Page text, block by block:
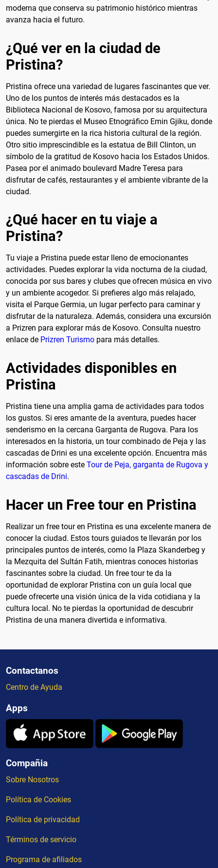
moderna que conserva su patrimonio histórico mientras
avanza hacia el futuro.
¿Qué ver en la ciudad de
Pristina?
Pristina ofrece una variedad de lugares fascinantes que ver.
Uno de los puntos de interés más destacados es la
Biblioteca Nacional de Kosovo, famosa por su arquitectura
única. No te pierdas el Museo Etnográfico Emin Gjiku, donde
puedes sumergirte en la rica historia cultural de la región.
Otro sitio imprescindible es la estatua de Bill Clinton, un
símbolo de la gratitud de Kosovo hacia los Estados Unidos.
Pasea por el animado boulevard Madre Teresa para
disfrutar de cafés, restaurantes y el ambiente vibrante de la
ciudad.
¿Qué hacer en tu viaje a
Pristina?
Tu viaje a Pristina puede estar lleno de emocionantes
actividades. Puedes explorar la vida nocturna de la ciudad,
conocida por sus bares y clubes que ofrecen música en vivo
y un ambiente acogedor. Si prefieres algo más relajado,
visita el Parque Germia, un lugar perfecto para caminar y
disfrutar de la naturaleza. Además, considera una excursión
a Prizren para explorar más de Kosovo. Consulta nuestro
enlace de Prizren Turismo para más detalles.
Actividades disponibles en
Pristina
Pristina tiene una amplia gama de actividades para todos
los gustos. Si eres amante de la aventura, puedes hacer
senderismo en la cercana Garganta de Rugova. Para los
interesados en la historia, un tour combinado de Peja y las
cascadas de Drini es una excelente opción. Encuentra más
información sobre este Tour de Peja, garganta de Rugova y
cascadas de Drini.
Hacer un Free tour en Pristina
Realizar un free tour en Pristina es una excelente manera de
conocer la ciudad. Estos tours guiados te llevarán por los
principales puntos de interés, como la Plaza Skanderbeg y
la Mezquita del Sultán Fatih, mientras conoces historias
fascinantes sobre la ciudad. Un free tour te da la
oportunidad de explorar Pristina con un guía local que
puede ofrecerte una visión única de la vida cotidiana y la
cultura local. No te pierdas la oportunidad de descubrir
Pristina de una manera divertida e informativa.
Contactanos
Centro de Ayuda
Apps
Compañia
Sobre Nosotros
Política de Cookies
Política de privacidad
Términos de servicio
Programa de afiliados